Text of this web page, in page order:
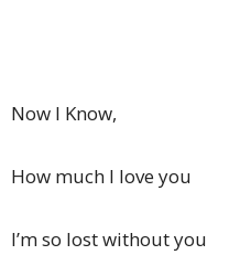
Now I Know,
How much I love you
I’m so lost without you